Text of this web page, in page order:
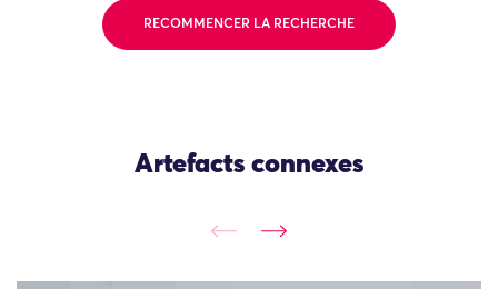
RECOMMENCER LA RECHERCHE
Artefacts connexes